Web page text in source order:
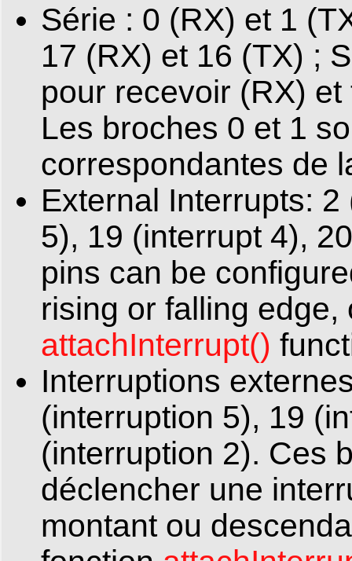
Série : 0 (RX) et 1
17 (RX) et 16 (TX) ;
pour recevoir (RX)
Les broches 0 et 1
correspondantes de
External Interrupts:
5), 19 (interrupt 4),
pins can be
rising or falling
attachInterrupt()
Interruptions
(interruption 5), 19
(interruption 2). Ces
déclencher une
montant ou